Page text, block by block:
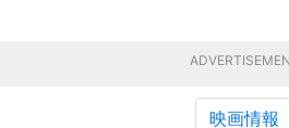
映画情報